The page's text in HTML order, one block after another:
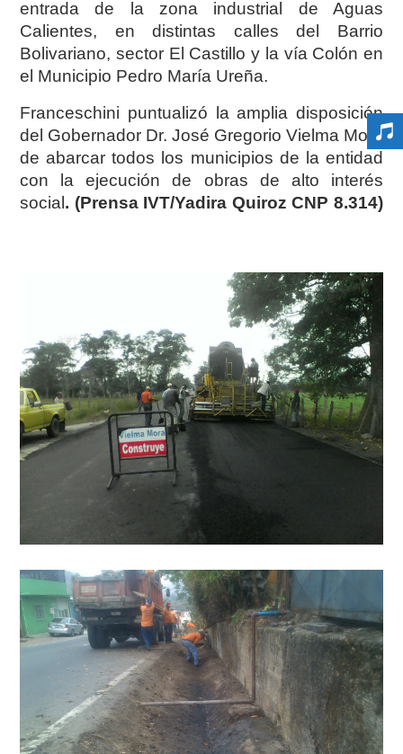
entrada de la zona industrial de Aguas
Calientes, en distintas calles del Barrio
Bolivariano, sector El Castillo y la vía Colón en
el Municipio Pedro María Ureña.
Franceschini puntualizó la amplia disposición
del Gobernador Dr. José Gregorio Vielma Mora
de abarcar todos los municipios de la entidad
con la ejecución de obras de alto interés
social. (Prensa IVT/Yadira Quiroz CNP 8.314)